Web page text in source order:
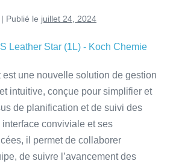
| Publié le juillet 24, 2024
est une nouvelle solution de gestion
intuitive, conçue pour simplifier et
de planification et de suivi des
conviviale et ses
il permet de collaborer
de suivre l’avancement des